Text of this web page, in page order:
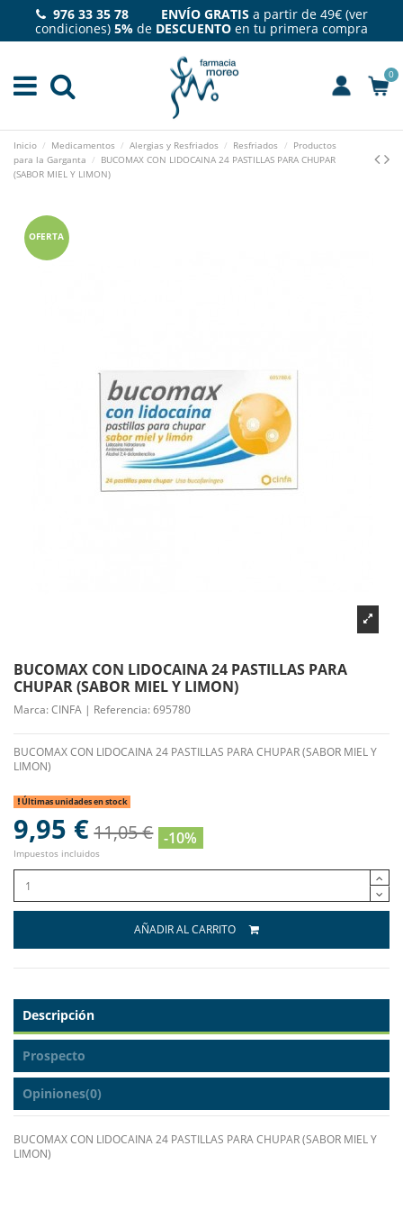
976 33 35 78 ENVÍO GRATIS a partir de 49€ (ver
condiciones) 5% de DESCUENTO en tu primera compra
0
Inicio Medicamentos Alergias y Resfriados Resfriados
Productos
para la Garganta
BUCOMAX CON LIDOCAINA 24 PASTILLAS PARA CHUPAR
(SABOR MIEL Y LIMON)
OFERTA
BUCOMAX CON LIDOCAINA 24 PASTILLAS PARA
CHUPAR (SABOR MIEL Y LIMON)
Marca:CINFA | Referencia:695780
BUCOMAX CON LIDOCAINA 24 PASTILLAS PARA CHUPAR (SABOR MIEL Y
LIMON)
Últimas unidades en stock
9,95 €11,05 € -10%
Impuestos incluidos
AÑADIR AL CARRITO
Descripción
Prospecto
Opiniones(0)
BUCOMAX CON LIDOCAINA 24 PASTILLAS PARA CHUPAR (SABOR MIEL Y
LIMON)